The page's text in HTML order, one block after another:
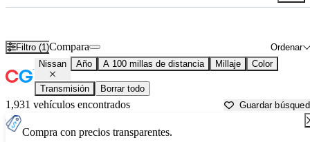
Filtro (1) Ordenar
Compara
Nissan Año A 100 millas de distancia Millaje Color
Transmisión Borrar todo
1,931 vehículos encontrados Guardar
Compra con precios transparentes.